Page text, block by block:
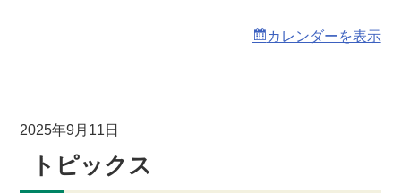
カレンダーを表示
2025年9月11日
トピックス